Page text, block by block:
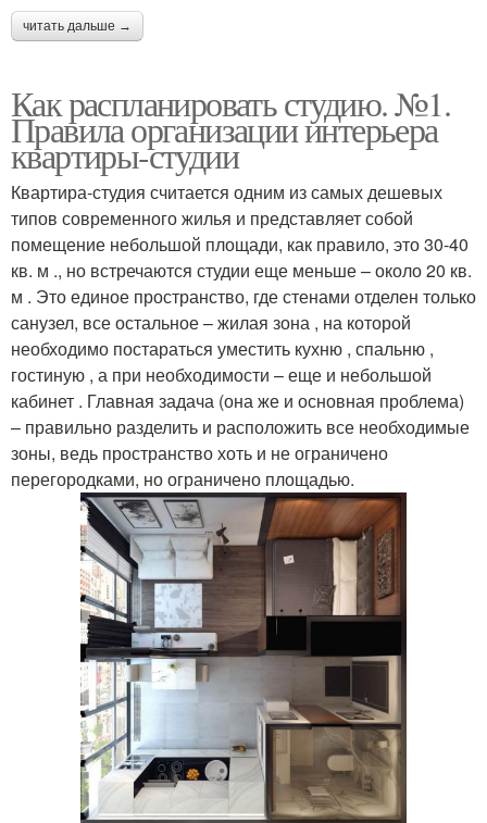
читать дальше →
Как распланировать студию. №1.
Правила организации интерьера
квартиры-студии
Квартира-студия считается одним из самых дешевых
типов современного жилья и представляет собой
помещение небольшой площади, как правило, это 30-40
кв. м ., но встречаются студии еще меньше – около 20 кв.
м . Это единое пространство, где стенами отделен только
санузел, все остальное – жилая зона , на которой
необходимо постараться уместить кухню , спальню ,
гостиную , а при необходимости – еще и небольшой
кабинет . Главная задача (она же и основная проблема)
– правильно разделить и расположить все необходимые
зоны, ведь пространство хоть и не ограничено
перегородками, но ограничено площадью.